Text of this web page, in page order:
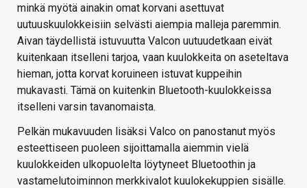
minkä myötä ainakin omat korvani asettuvat
uutuuskuulokkeisiin selvästi aiempia malleja paremmin.
Aivan täydellistä istuvuutta Valcon uutuudetkaan eivät
kuitenkaan itselleni tarjoa, vaan kuulokkeita on aseteltava
hieman, jotta korvat koruineen istuvat kuppeihin
mukavasti. Tämä on kuitenkin Bluetooth-kuulokkeissa
itselleni varsin tavanomaista.
Pelkän mukavuuden lisäksi Valco on panostanut myös
esteettiseen puoleen sijoittamalla aiemmin vielä
kuulokkeiden ulkopuolelta löytyneet Bluetoothin ja
vastamelutoiminnon merkkivalot kuulokekuppien sisälle.